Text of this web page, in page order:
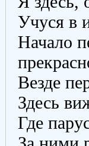
Учуся в
Начало
Везде
Здесь
Где